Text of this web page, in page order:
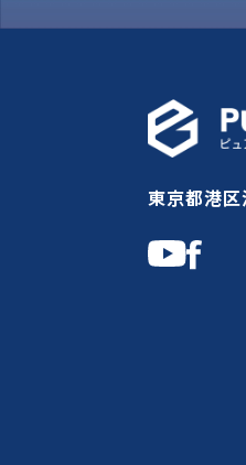
東京都港